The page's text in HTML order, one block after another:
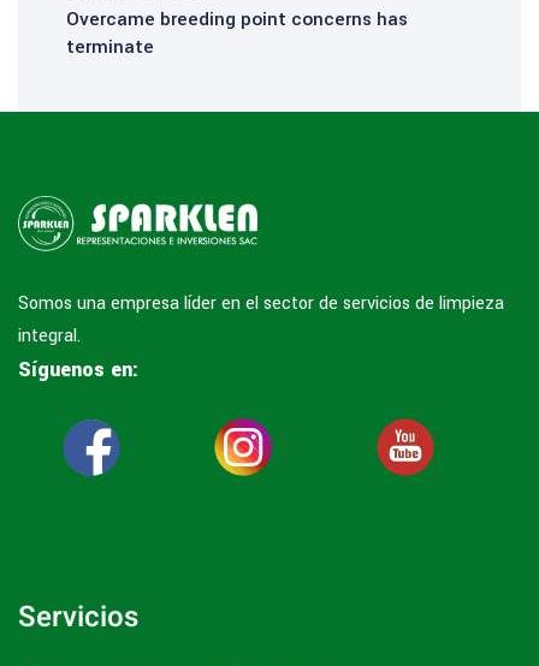
Overcame breeding point concerns has
terminate
Somos una empresa líder en el sector de servicios de limpieza
integral.
Síguenos en:
Servicios